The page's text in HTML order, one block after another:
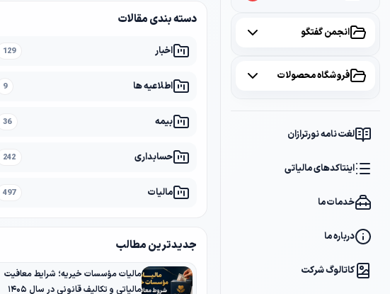
انجمن گفتگو
سامانه مودیان
بانک
فروشگاه محصولات
پکیج DVD آموزشی
کتاب ها
فایل های دانلودی
لغت نامه نورترازان
اینتاکدهای مالیاتی
خدمات ما
درباره ما
کاتالوگ شرکت
دسته بندی مقالات
اخبار 129
اطلاعیه ها 9
بیمه 36
حسابداری 242
مالیات 497
جدیدترین مطالب
مالیات مؤسسات خیریه؛ شرایط معافیت
مالیاتی و تکالیف قانونی در سال ۱۴۰۵